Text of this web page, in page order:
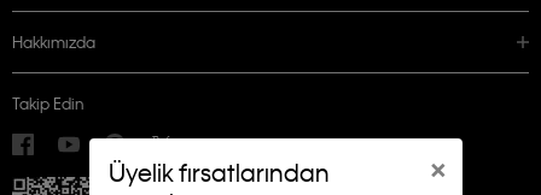
×
Üyelik fırsatlarından
Hakkımızda
Takip Edin